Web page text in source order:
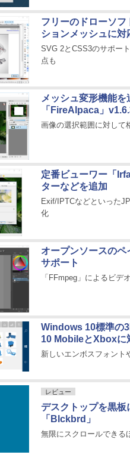
フリーのドローソ
ションメッシュに対
SVG 2とCSS3のサポー
点も
メッシュ変形機能
「FireAlpaca」
画像の選択範囲に対して
定番ビューワー「
ターなどを追加
Exif/IPTCなどといった
化
オープンソースの
サポート
「FFmpeg」によるビデ
Windows 10標準の
10 MobileとXboxに
新しいエンボスフォント
レビュー
デスクトップを黒
「Blckbrd」
無限にスクロールできる